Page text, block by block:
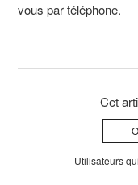
vous par téléphone.
Cet
Utilisateurs